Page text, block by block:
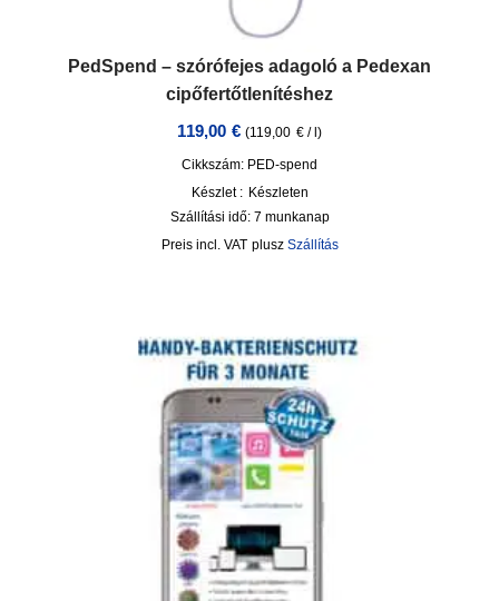
PedSpend – szórófejes adagoló a Pedexan
cipőfertőtlenítéshez
119,00 € (119,00 € / )
Cikkszám: PED-spend
Készlet : Készleten
Szállítási idő: 7 munkanap
incl. VAT plusz Szállítás